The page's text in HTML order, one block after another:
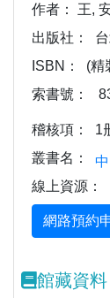
作者：
王,
出版社：
ISBN：
(精
索書號：
稽核項：
1
叢書名：
線上資源：
館藏資料